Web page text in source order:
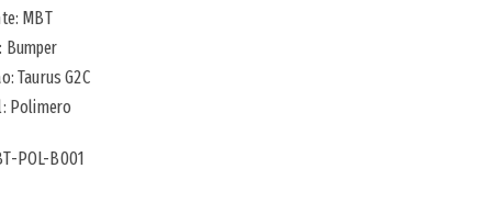
MBT
Taurus G2C
Polimero
POL-B001